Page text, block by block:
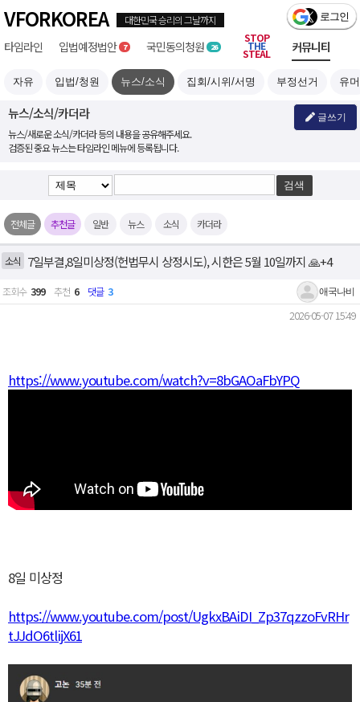
VFORKOREA
타임라인 입법예정 7 국민 26 부정선거
STOP
THE
STEAL 커뮤니티
자유 입법/청원 뉴스/소식 집회/시위/서명 부정선거 유머
뉴스/소식/카더라
뉴스/새로운 소식/카더라 등의 내용을 공유해주세요.
검증된 중요 뉴스는 타임라인 메뉴에 등록됩니다.
글쓰기
전체글 추천글 일반 뉴스 소식 카더라
소식 7일부결,8일미상정(헌법무시 상정시도), 시한은 5월 10일까지 🙏+4
조회수 399 추천 6 댓글 3 애국나비
2026-05-07 15:49
https://www.youtube.com/watch?v=8bGAOaFbYPQ
8일 미상정
https://www.youtube.com/post/UgkxBAiDI_Zp37qzzoFvRHr
tJJdO6tlijX61